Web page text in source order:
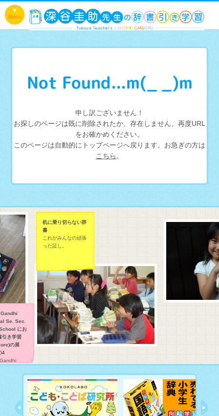
Not Found...m(_ _)m
申し訳ございません！
お探しのページは既に削除されたか、存在しません。再度URL
をお確かめください。
このページは自動的にトップページへ戻ります。お急ぎの方は
こちら。
Se. Sec.
にお
き学習
の展
にお
机に乗り切らない辞
書
これがみんなの頑張
った証し。